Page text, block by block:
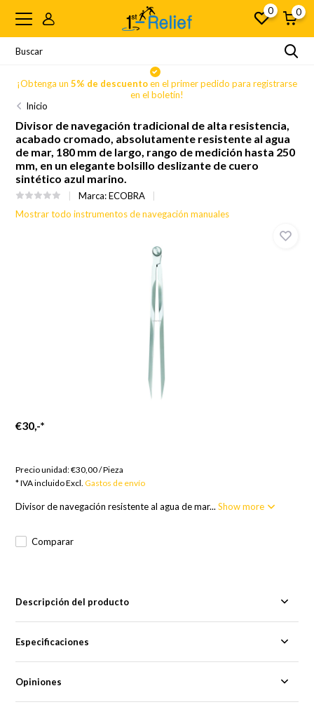
0 0
¡Obtenga un 5% de descuentoen el primer pedido para registrarse
en el boletín!
Inicio
Divisor de navegación tradicional de alta resistencia,
acabado cromado, absolutamente resistente al agua
de mar, 180 mm de largo, rango de medición hasta 250
mm, en un elegante bolsillo deslizante de cuero
sintético azul marino.
Marca:ECOBRA
Mostrar todo instrumentos de navegación manuales
€30,-*
Precio unidad:€30,00/Pieza
* IVA incluido Excl.Gastos de envío
Divisor de navegación resistente al agua de mar...Show more
Comparar
Descripción del producto
Especificaciones
Opiniones